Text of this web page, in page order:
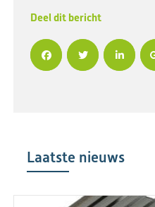
Deel dit bericht
Laatste nieuws